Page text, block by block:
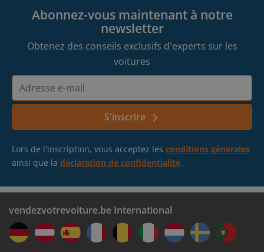
Abonnez-vous maintenant à notre
newsletter
Obtenez des conseils exclusifs d'experts sur les
voitures
mail
S'inscrire
Lors de l'inscription, vous acceptez les conditions générales
ainsi que la déclaration de confidentialité.
vendezvotrevoiture.be International